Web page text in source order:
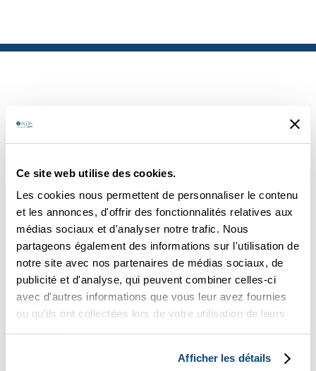
Ce site web utilise des cookies.
Les cookies nous permettent de personnaliser le contenu
et les annonces, d'offrir des fonctionnalités relatives aux
médias sociaux et d'analyser notre trafic. Nous
partageons également des informations sur l'utilisation de
notre site avec nos partenaires de médias sociaux, de
publicité et d'analyse, qui peuvent combiner celles-ci
avec d'autres informations que vous leur avez fournies
ou qu'ils ont collectées lors de votre utilisation de leurs
Afficher les détails
PRODUITS
SIMILAIRES
lire la suite
Spectrum Latte